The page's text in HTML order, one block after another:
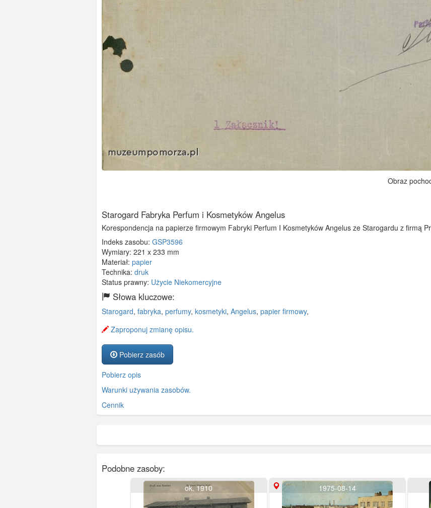
Obraz
Starogard Fabryka Perfum i Kosmetyków Angelus
Korespondencja na papierze firmowym Fabryki Perfum I Kosmetyków Angelus ze Starogardu z firmą
Indeks zasobu: GSP3596
Wymiary: 221 x 233 mm
Materiał: papier
Technika: druk
Status prawny: Użycie Niekomercyjne
Słowa kluczowe:
Starogard, fabryka, perfumy, kosmetyki, Angelus, papier firmowy,
Zaproponuj zmianę opisu.
Pobierz zasób
Pobierz opis
Warunki używania zasobów.
Cennik
Podobne zasoby:
ok. 1910 1975-08-14